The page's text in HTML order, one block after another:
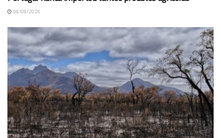
08/08/2026